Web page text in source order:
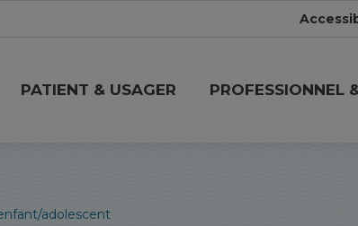
PATIENT & USAGER PROFESSIONNEL
adolescent